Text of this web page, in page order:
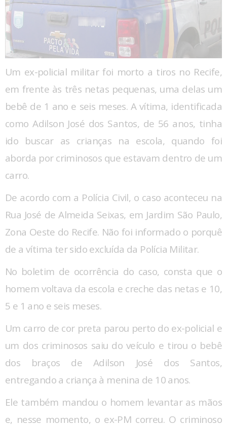
Um ex-policial militar foi morto a tiros no Recife,
em frente às três netas pequenas, uma delas um
bebê de 1 ano e seis meses. A vítima, identificada
como Adilson José dos Santos, de 56 anos, tinha
ido buscar as crianças na escola, quando foi
aborda por criminosos que estavam dentro de um
carro.
De acordo com a Polícia Civil, o caso aconteceu na
Rua José de Almeida Seixas, em Jardim São Paulo,
Zona Oeste do Recife. Não foi informado o porquê
de a vítima ter sido excluída da Polícia Militar.
No boletim de ocorrência do caso, consta que o
homem voltava da escola e creche das netas e 10,
5 e 1 ano e seis meses.
Um carro de cor preta parou perto do ex-policial e
um dos criminosos saiu do veículo e tirou o bebê
dos braços de Adilson José dos Santos,
entregando a criança à menina de 10 anos.
Ele também mandou o homem levantar as mãos
e, nesse momento, o ex-PM correu. O criminoso